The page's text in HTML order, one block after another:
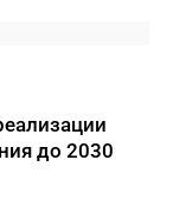
до 2030